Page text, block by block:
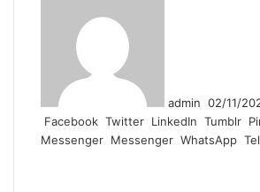
admin 02/11/
Facebook Twitter LinkedIn Tumblr
Messenger Messenger WhatsApp